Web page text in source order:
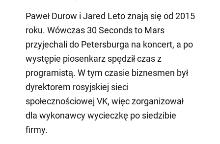
Paweł Durow i Jared Leto znają się od 2015
roku. Wówczas 30 Seconds to Mars
przyjechali do Petersburga na koncert, a po
występie piosenkarz spędził czas z
programistą. W tym czasie biznesmen był
dyrektorem rosyjskiej sieci
społecznościowej VK, więc zorganizował
dla wykonawcy wycieczkę po siedzibie
firmy.